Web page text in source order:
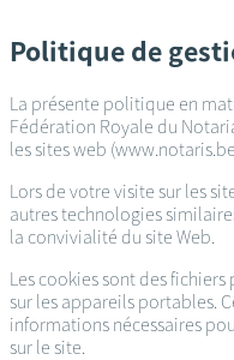
au
contenu
Politique de
La présente politique en
Fédération Royale du
les sites web
Lors de votre visite sur les
autres technologies
la convivialité du site Web.
Les cookies sont des
sur les appareils portables.
informations nécessaires
sur le site.